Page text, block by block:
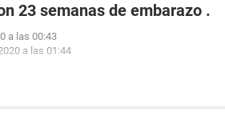
23 semanas de embarazo .
a las 00:43
a las 01:44